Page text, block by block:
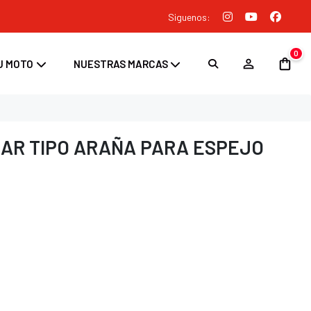
Siguenos:
MOTO NUESTRAS MARCAS
0
TIPO ARAÑA PARA ESPEJO